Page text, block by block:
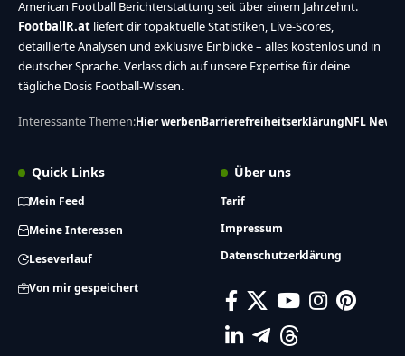
American Football Berichterstattung seit über einem Jahrzehnt.
FootballR.at liefert dir topaktuelle Statistiken, Live-Scores,
detaillierte Analysen und exklusive Einblicke – alles kostenlos und in
deutscher Sprache. Verlass dich auf unsere Expertise für deine
tägliche Dosis Football-Wissen.
Interessante Themen:Hier werbenBarrierefreiheitserklärungNFL News
Quick Links
Mein Feed
Meine Interessen
Leseverlauf
Von mir gespeichert
Über uns
Tarif
Impressum
Datenschutzerklärung